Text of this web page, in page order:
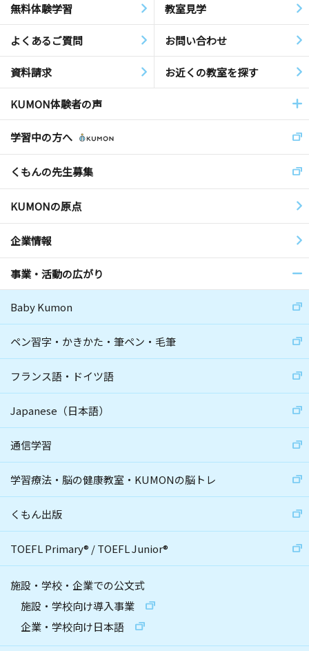
無料体験学習 教室見学
よくあるご質問 お問い合わせ
資料請求 お近くの教室を探す
KUMON体験者の声
学習中の方へ
くもんの先生募集
KUMONの原点
企業情報
事業・活動の広がり
Baby Kumon
ペン習字・かきかた・筆ペン・毛筆
フランス語・ドイツ語
Japanese（日本語）
通信学習
学習療法・脳の健康教室・KUMONの脳トレ
くもん出版
TOEFL Primary® /TOEFL Junior®
施設・学校・企業での公文式
施設・学校向け導入事業
企業・学校向け日本語